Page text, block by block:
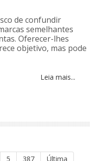
de confundir
semelhantes
Oferecer-lhes
objetivo, mas pode
Leia mais...
5 387
Última